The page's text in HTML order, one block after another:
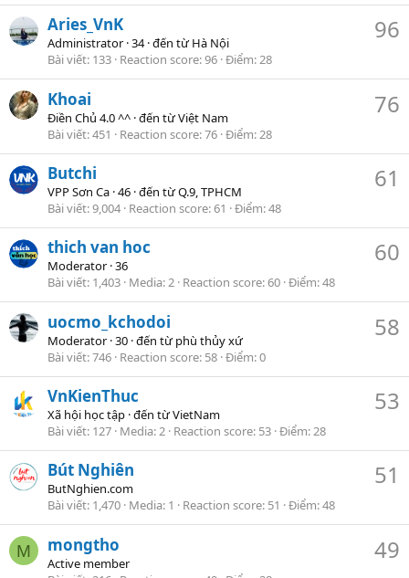
96
Aries_VnK
Administrator ·34·đến từ Hà Nội
Bài viết 133 Reaction score 96 Điểm 28
76
Khoai
Điền Chủ 4.0 ^^ ·đến từViệt Nam
Bài viết 451 Reaction score 76 Điểm 28
61
Butchi
VPP Sơn Ca ·46 ·đến từQ.9, TPHCM
Bài viết 9,004 Reaction score 61 Điểm 48
60
thich van hoc
Moderator ·36
Bài viết 1,403 Media 2 Reaction score 60 Điểm 48
58
uocmo_kchodoi
Moderator ·30 ·đến từ phù thủy xứ
Bài viết 746 Reaction score 58 Điểm 0
53
VnKienThuc
Xã hội học tập ·đến từVietNam
Bài viết 127 Media 2 Reaction score 53 Điểm 28
51
Bút Nghiên
ButNghien.com
Bài viết 1,470 Media 1 Reaction score 51 Điểm 48
M 49
mongtho
Active member